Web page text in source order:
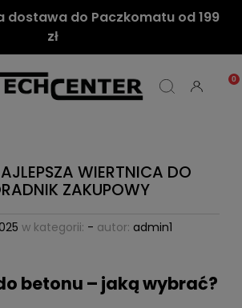
dostawa do Paczkomatu od 199
zł
WIERTNICA DO
ZAKUPOWY
w kategorii: - autor: admin1
betonu – jaką wybrać?